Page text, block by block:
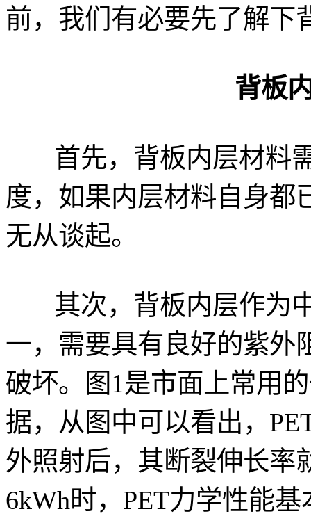
前，我们有必要先了解下
背板
首先，背板内层材料需
度，如果内层材料自身都
无从谈起。
其次，背板内层作为中
一，需要具有良好的紫外
破坏。图1是市面上常用
据，从图中可以看出，
外照射后，其断裂伸长率
6kWh时，PET力学性能